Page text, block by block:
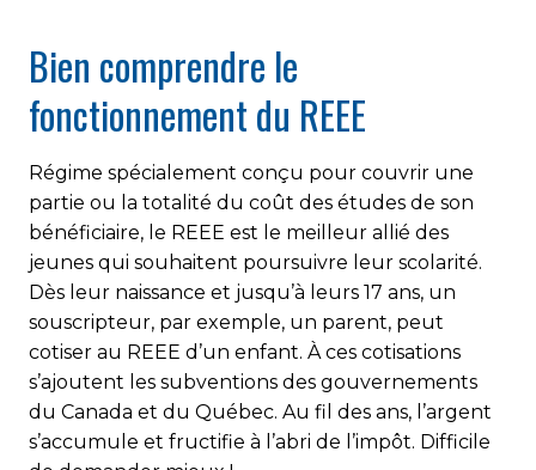
Bien comprendre le
fonctionnement du REEE
Régime spécialement conçu pour couvrir une
partie ou la totalité du coût des études de son
bénéficiaire, le REEE est le meilleur allié des
jeunes qui souhaitent poursuivre leur scolarité.
Dès leur naissance et jusqu’à leurs 17 ans, un
souscripteur, par exemple, un parent, peut
cotiser au REEE d’un enfant. À ces cotisations
s’ajoutent les subventions des gouvernements
du Canada et du Québec. Au fil des ans, l’argent
s’accumule et fructifie à l’abri de l’impôt. Difficile